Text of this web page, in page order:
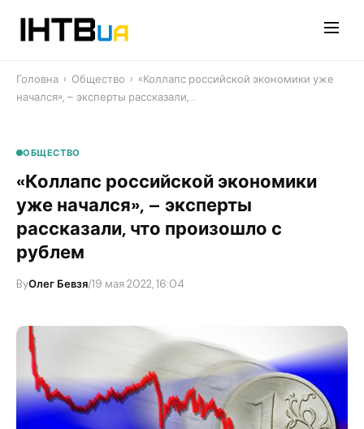
Головна › Общество › «Коллапс российской экономики уже
начался», – эксперты рассказали,…
ОБЩЕСТВО
«Коллапс российской экономики
уже начался», – эксперты
рассказали, что произошло с
рублем
ByОлег Бевзя/19 мая 2022, 16:04